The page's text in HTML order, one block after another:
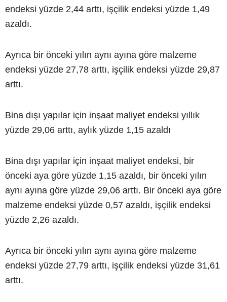
endeksi yüzde 2,44 arttı, işçilik endeksi yüzde 1,49
azaldı.
Ayrıca bir önceki yılın aynı ayına göre malzeme
endeksi yüzde 27,78 arttı, işçilik endeksi yüzde 29,87
arttı.
Bina dışı yapılar için inşaat maliyet endeksi yıllık
yüzde 29,06 arttı, aylık yüzde 1,15 azaldı
Bina dışı yapılar için inşaat maliyet endeksi, bir
önceki aya göre yüzde 1,15 azaldı, bir önceki yılın
aynı ayına göre yüzde 29,06 arttı. Bir önceki aya göre
malzeme endeksi yüzde 0,57 azaldı, işçilik endeksi
yüzde 2,26 azaldı.
Ayrıca bir önceki yılın aynı ayına göre malzeme
endeksi yüzde 27,79 arttı, işçilik endeksi yüzde 31,61
arttı.